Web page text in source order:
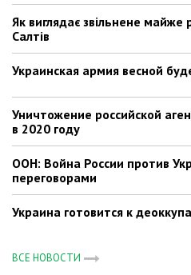
Як виглядає звільнене
Салтів
Украинская армия весной
Уничтожение российской
в 2020 году
ООН: Война России против
переговорами
Украина готовится к
ВСЕ НОВОСТИ